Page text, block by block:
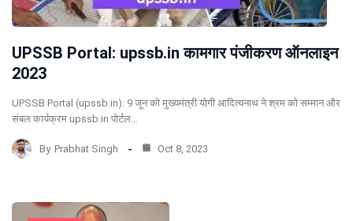
UPSSB Portal: upssb.in कामगार पंजीकरण ऑनलाइन
2023
UPSSB Portal (upssb.in): 9 जून को मुख्यमंत्री योगी आदित्यनाथ ने श्रम को सम्मान और
संबल कार्यक्रम upssb.in पोर्टल…
By Prabhat Singh Oct 8, 2023